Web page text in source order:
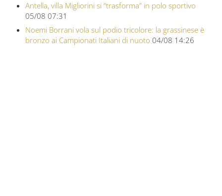
Antella, villa Migliorini si “trasforma” in polo sportivo
05/08 07:31
Noemi Borrani vola sul podio tricolore: la grassinese è
bronzo ai Campionati Italiani di nuoto 04/08 14:26